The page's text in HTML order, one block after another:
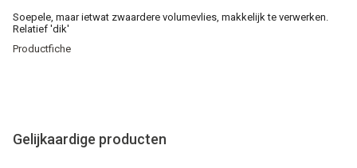
Soepele, maar ietwat zwaardere volumevlies, makkelijk te verwerken.
Relatief 'dik'
Productfiche
Gelijkaardige producten